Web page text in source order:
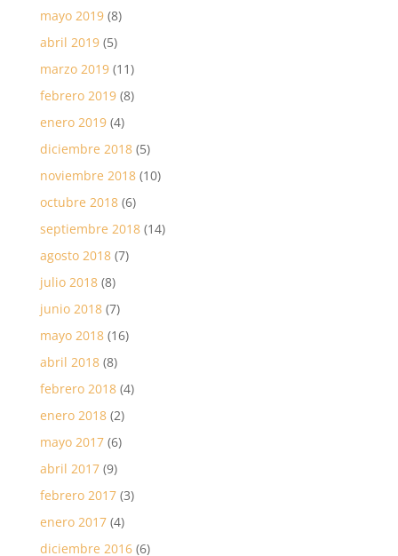
mayo 2019(8)
abril 2019(5)
marzo 2019(11)
febrero 2019(8)
enero 2019(4)
diciembre 2018(5)
noviembre 2018(10)
octubre 2018(6)
septiembre 2018(14)
agosto 2018(7)
julio 2018(8)
junio 2018(7)
mayo 2018(16)
abril 2018(8)
febrero 2018(4)
enero 2018(2)
mayo 2017(6)
abril 2017(9)
febrero 2017(3)
enero 2017(4)
diciembre 2016(6)